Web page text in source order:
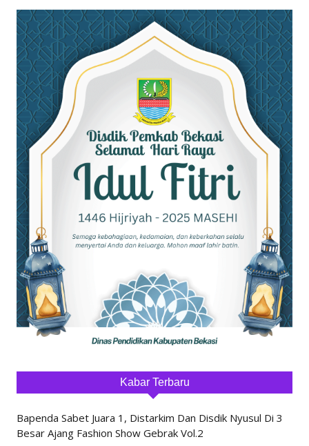
Kabar Terbaru
Bapenda Sabet Juara 1, Distarkim Dan Disdik Nyusul Di 3
Besar Ajang Fashion Show Gebrak Vol.2